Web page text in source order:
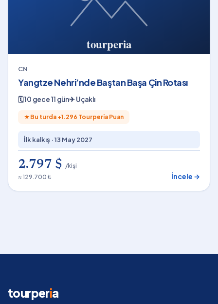
CN
Yangtze Nehri’nde Baştan Başa Çin Rotası
🗓10 gece 11 gün✈Uçaklı
★ Bu turda +1.296 Tourperia Puan
İlk kalkış ·13 May 2027
2.797 $ /kişi
≈ 129.700 ₺
İncele →
tourperia